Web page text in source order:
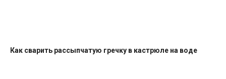
Как сварить рассыпчатую гречку в кастрюле на воде